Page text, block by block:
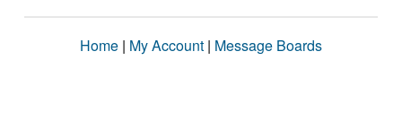
Home | My Account | Message Boards